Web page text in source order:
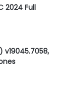
2024 Full
v19045.7058,